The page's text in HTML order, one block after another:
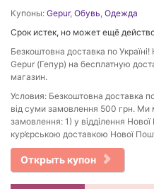
Купоны: Gepur, Обувь, Одежда
Срок истек, но может ещё
Безкоштовна доставка по Україні!
Gepur (Гепур) на бесплатную
магазин.
Условия: Безкоштовна доставка по
від суми замовлення 500 грн.
замовлення: 1) у відділення
кур’єрською доставкою Нової
Открыть купон